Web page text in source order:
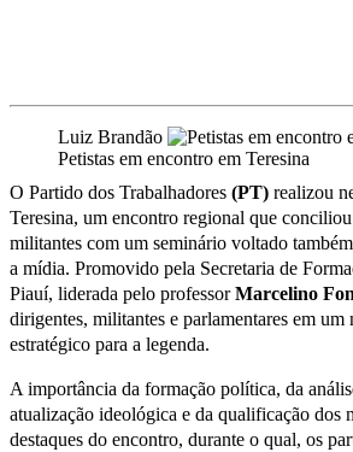
Luiz Brandão
Petistas em encontro em Teresina
O Partido dos Trabalhadores (PT) realizou
Teresina, um encontro regional que
militantes com um seminário voltado
a mídia. Promovido pela Secretaria de
Piauí, liderada pelo professorMarcelino
dirigentes, militantes e parlamentares em um
estratégico para a legenda.
A importância da formação política, da
atualização ideológica e da qualificação dos
destaques do encontro, durante o qual, os